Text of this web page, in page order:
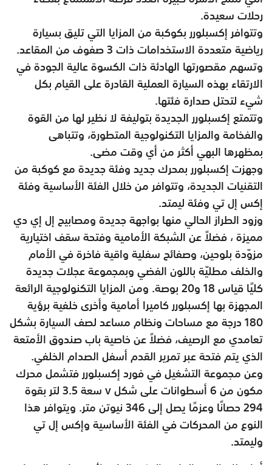
رحلات سعيدة.
وتتوافر إكسبلورر بكوكبة من المزايا التي تليق بسيارة
رياضية متعددة الاستخدامات ذات 3 صفوف من المقاعد.
وتسهم مقصورتها الهادئة ذات الكسوة عالية الجودة في
الارتقاء بهذه السيارة العملية القادرة على القيام بكل
شيء لتحتل صدارة فئتها.
وتتمتع إكسبلورر الجديدة بتوليفة لا نظير لها من القوة
والفخامة والمزايا التكنولوجية المتطورة، وتتباهى
بمظهرها البهي أكثر من أي وقت مضى.
وجهزت إكسبلورر بمحرك جديد وفئة جديدة مع كوكبة من
التقنيات الجديدة، وتتوافر من خلال الفئة الأساسية وفئة
إكس إل تي وفئة ليمتد.
وزود الطراز الحالي منها بواجهة جديدة ومصابيح إل إي دي
مميزة ، فضلاً عن الشبكة الأمامية وفتحة سقف اختيارية
مزوّدة بلوحين، وصفائح سفلية واقية فاخرة في الأمام
والخلف مطليّة باللون الفضي وبمجموعة عجلات جديدة
كليًا قياس 18 و20 بوصة. ومن المزايا التكنولوجية الرائعة
المجهزة بها إكسبلورر كاميرا أمامية وأخرى خلفية برؤية
180 درجة مع مساحات ونظام مساعد لصف السيارة بشكل
تعامدي مع الرصيف، فضلاً عن خاصية باب صندوق الأمتعة
الذي يتم فتحة عبر تمرير القدم أسفل الصدام الخلفي.
وعن مجموعة التشغيل في فورد إكسبلورر فتشمل محرك
مكون من 6 أسطوانات على شكل v سعة 3.5 لتر بقوة
294 حصانًا وعزمًا يصل إلى 346 نيوتن متر. ويتوافر هذا
النوع من المحركات في الفئة الأساسية وإكس إل تي
وليمتد.